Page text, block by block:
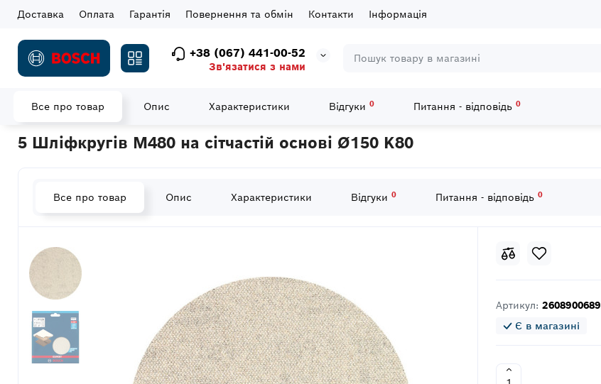
Доставка Оплата Гарантія Повернення та обмін Контакти Інформація
+38 (067) 441-00-52
Зв'язатися з нами
Все про товар Опис Характеристики Відгуки 0 Питання - відповідь 0
Головна Витратні матеріали Шліфувальні елементи Шліфлисти 5 Шліфкругів M480 на сітчастій основі Ø150 K80
5 Шліфкругів M480 на сітчастій основі Ø150 K80
Все про товар Опис Характеристики Відгуки 0 Питання - відповідь 0
Артикул: 2608900689
Є в магазині